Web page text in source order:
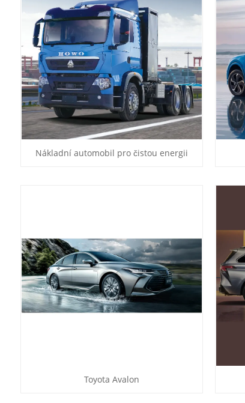
Nákladní automobil pro čistou energii
Toyota Avalon